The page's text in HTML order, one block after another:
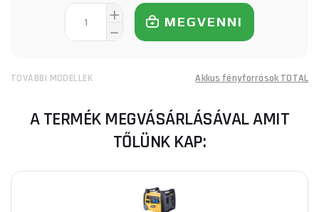
MEGVENNI
TOVÁBBI MODELLEK Akkus fényforrások TOTAL
A TERMÉK MEGVÁSÁRLÁSÁVAL AMIT
TŐLÜNK KAP: